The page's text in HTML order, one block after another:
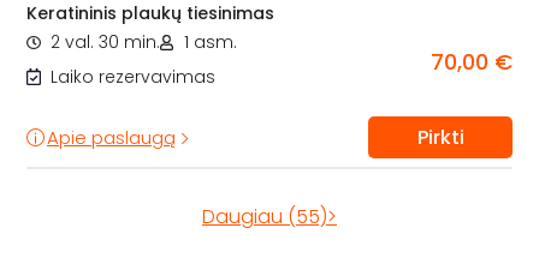
Keratininis plaukų tiesinimas
2 val. 30 min.
1 asm.
Laiko rezervavimas
70,00 €
Apie paslaugą Pirkti
Daugiau (55)>